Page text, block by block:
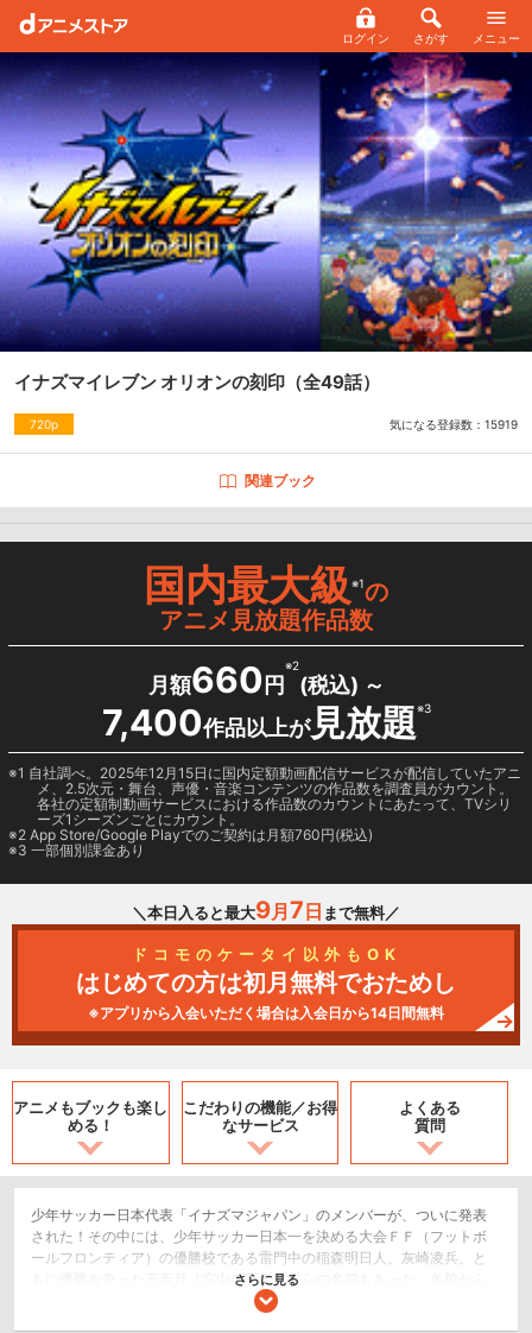
ログイン さがす メニュー
イナズマイレブン オリオンの刻印 （全49話）
720p 気になる登録数： 15919
関連ブック
国内最大級※1の
アニメ見放題作品数
月額660 円
※2
(税込) ～
7,400作品以上が見放題※3
1 自社調べ。2025年12月15日に国内定額動画配信サービスが配信していたアニ
メ、2.5次元・舞台、声優・音楽コンテンツの作品数を調査員がカウント。
各社の定額制動画サービスにおける作品数のカウントにあたって、TVシリ
ーズ1シーズンごとにカウント。
2 App Store/Google Playでのご契約は月額760円(税込)
3 一部個別課金あり
＼本日入ると最大9月 7 日 まで無料／
ドコモのケータイ以外もOK
はじめての方は初月無料でおためし
※アプリから入会いただく場合は入会日から14日間無料
アニメもブックも楽し
める！
こだわりの機能／お得
なサービス
よくある
質問
少年サッカー日本代表「イナズマジャパン」のメンバーが、ついに発表
された！その中には、少年サッカー日本一を決める大会ＦＦ（フットボ
ールフロンティア）の優勝校である雷門中の稲森明日人、灰崎凌兵、と
もに優勝を争った王帝月ノ宮中の野坂悠馬らの名前もあった。各校から
選び抜かれた精鋭選手が集結するなか、さらに海外のクラブチームでプ
さらに見る